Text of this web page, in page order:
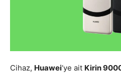
Cihaz, Huawei‘ye ait Kirin